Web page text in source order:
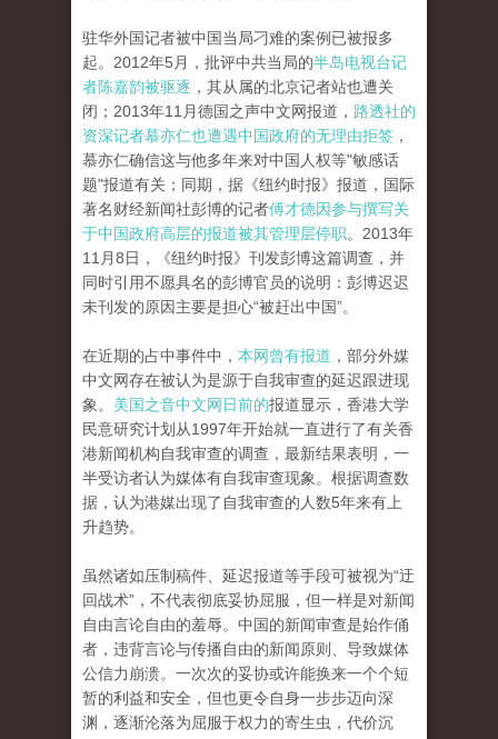
驻华外国记者被中国当局刁难的案例已被报多
起。2012年5月，批评中共当局的半岛电视台记
者陈嘉韵被驱逐 ，其从属的北京记者站也遭关
闭；2013年11月德国之声中文网报道， 路透社的
资深记者慕亦仁也遭遇中国政府的无理由拒签 ，
慕亦仁确信这与他多年来对中国人权等"敏感话
题"报道有关；同期，据《纽约时报》报道，国际
著名财经新闻社彭博的记者傅才德因参与撰写关
于中国政府高层的报道被其管理层停职。2013年
11月8日，《纽约时报》刊发彭博这篇调查，并
同时引用不愿具名的彭博官员的说明：彭博迟迟
未刊发的原因主要是担心“被赶出中国”。
在近期的占中事件中， 本网曾有报道 ，部分外媒
中文网存在被认为是源于自我审查的延迟跟进现
象。 美国之音中文网日前的报道显示，香港大学
民意研究计划从1997年开始就一直进行了有关香
港新闻机构自我审查的调查，最新结果表明，一
半受访者认为媒体有自我审查现象。根据调查数
据，认为港媒出现了自我审查的人数5年来有上
升趋势。
虽然诸如压制稿件、延迟报道等手段可被视为“迂
回战术”，不代表彻底妥协屈服，但一样是对新闻
自由言论自由的羞辱。中国的新闻审查是始作俑
者，违背言论与传播自由的新闻原则、导致媒体
公信力崩溃。一次次的妥协或许能换来一个个短
暂的利益和安全，但也更令自身一步步迈向深
渊，逐渐沦落为屈服于权力的寄生虫，代价沉